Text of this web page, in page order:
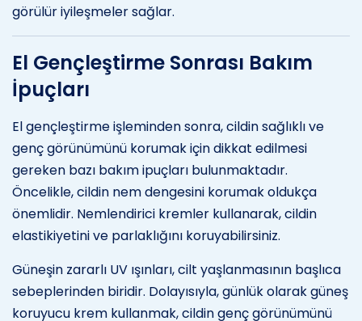
görülür iyileşmeler sağlar.
El Gençleştirme Sonrası Bakım
İpuçları
El gençleştirme işleminden sonra, cildin sağlıklı ve
genç görünümünü korumak için dikkat edilmesi
gereken bazı bakım ipuçları bulunmaktadır.
Öncelikle, cildin nem dengesini korumak oldukça
önemlidir. Nemlendirici kremler kullanarak, cildin
elastikiyetini ve parlaklığını koruyabilirsiniz.
Güneşin zararlı UV ışınları, cilt yaşlanmasının başlıca
sebeplerinden biridir. Dolayısıyla, günlük olarak güneş
koruyucu krem kullanmak, cildin genç görünümünü